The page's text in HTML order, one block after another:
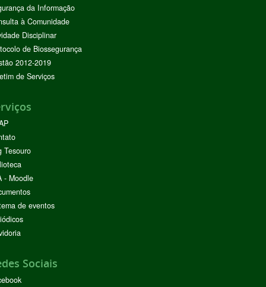
da Informação
à Comunidade
Disciplinar
de Biossegurança
2012-2019
de Serviços
Tesouro
- Moodle
de eventos
Sociais